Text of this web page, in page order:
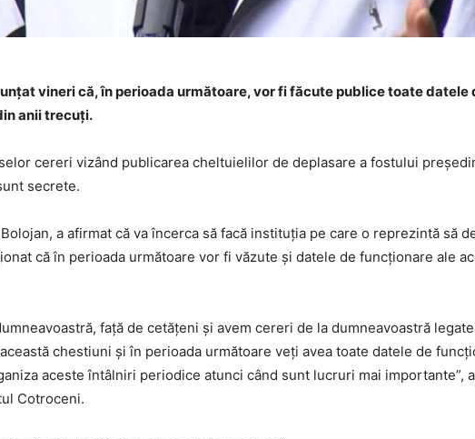
vineri că, în perioada următoare, vor fi făcute publice toate datele
anii trecuţi.
cereri vizând publicarea cheltuielilor de deplasare a fostului
secrete.
a afirmat că va încerca să facă instituţia pe care o reprezintă să
că în perioada următoare vor fi văzute şi datele de funcţionare ale
faţă de cetăţeni şi avem cereri de la dumneavoastră
chestiuni şi în perioada următoare veţi avea toate datele de
aceste întâlniri periodice atunci când sunt lucruri mai importante”,
Cotroceni.